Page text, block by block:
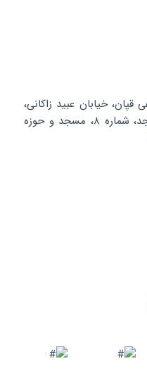
قپان، خیابان عبید زاکانی،
روبروی کانون میثم، بن بست مسجد، شماره ۸، مسجد و حوزه